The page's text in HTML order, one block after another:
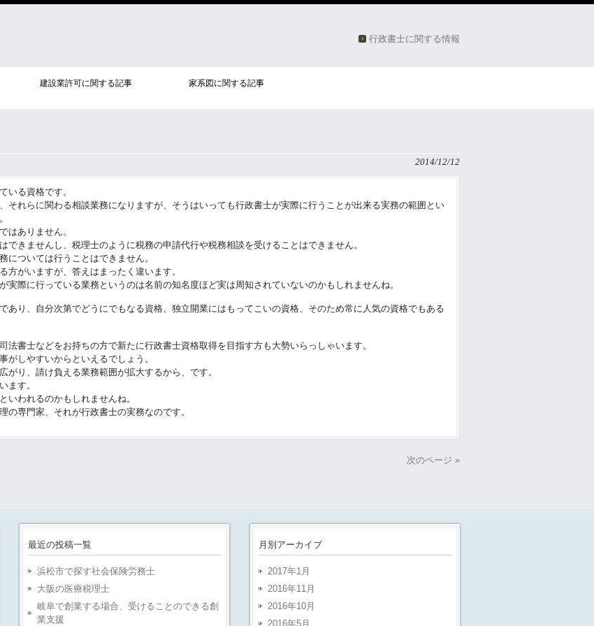
行政書士に関する情報
建設業許可に関する記事 家系図に関する記事
2014/12/12
いる資格です。
それらに関わる相談業務になりますが、そうはいっても行政書士が実際に行うことが出来る実務の範囲とい
はありません。
できませんし、税理士のように税務の申請代行や税務相談を受けることはできません。
については行うことはできません。
方がいますが、答えはまったく違います。
際に行っている業務というのは名前の知名度ほど実は周知されていないのかもしれませんね。
あり、自分次第でどうにでもなる資格、独立開業にはもってこいの資格、そのため常に人気の資格でもある
法書士などをお持ちの方で新たに行政書士資格取得を目指す方も大勢いらっしゃいます。
がしやすいからといえるでしょう。
り、請け負える業務範囲が拡大するから、です。
ます。
いわれるのかもしれませんね。
専門家、それが行政書士の実務なのです。
次のページ »
最近の投稿一覧
浜松市で探す社会保険労務士
大阪の医療税理士
岐阜で創業する場合、受けることのできる創
業支援
月別アーカイブ
2017年1月
2016年11月
2016年10月
2016年5月